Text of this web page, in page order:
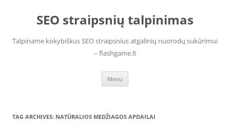
contentSEO straipsnių talpinimas
Talpiname kokybiškus SEO straipsnius atgalinių nuorodų sukūrimui
– flashgame.lt
Menu
TAG ARCHIVES: NATŪRALIOS MEDŽIAGOS APDAILAI